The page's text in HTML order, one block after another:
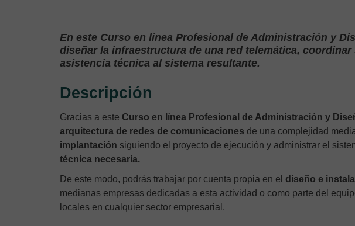
En este Curso en línea Profesional de Administración y
diseñar la infraestructura de una red telemática,
asistencia técnica al sistema resultante.
Descripción
Gracias a este Curso en línea Profesional de Administración y
arquitectura de redes de comunicaciones de una complejidad
implantación siguiendo el proyecto de ejecución y administrar el
técnica necesaria.
De este modo, podrás trabajar por cuenta propia en el diseño e
medianas empresas dedicadas a esta actividad o como parte del
locales en cualquier sector empresarial.